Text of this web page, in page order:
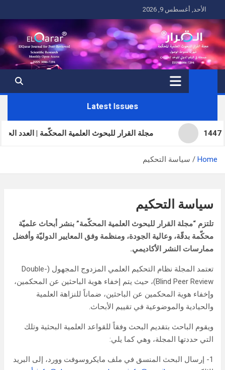
to
content
الأحد, أغسطس 9, 2026
Latest Issues
مجلة القرار للبحوث العلمية المحكّمة | العدد الحادي
Home سياسة التحكيم
سياسة التحكيم
تلتزم “مجلة القرار للبحوث العلمية المحكّمة” بنشر أبحاث علميّة
محكّمة بدقّة، وعالية الجودة، ومنظمة وفق المعايير الدوليّة وأفضل
ممارسات النشر الأكاديمي.
تعتمد المجلة نظام التحكيم العلمي المزدوج المجهول (Double-
Blind Peer Review)، حيث يتم إخفاء هوية الباحثين عن المحكمين،
وإخفاء هوية المحكمين عن الباحثين، ضماناً للنزاهة العلمية
والحيادية والموضوعية في تقييم الأبحاث.
ويقوم الباحث بتقديم البحث وفقاً للقواعد العلمية البحثية وتلك
التي حددتها المجلة، وهي كما يلي:
1- إرسال البحث المنسق في ملف مايكروسوفت وورد، إلى البريد